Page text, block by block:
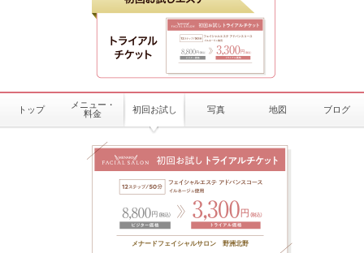
トップ
メニュー・
料金
初回お試し 写真 地図 ブログ
メナードフェイシャルサロン 野洲北野